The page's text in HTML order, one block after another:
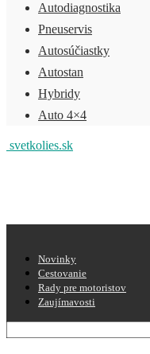
Autodiagnostika
Pneuservis
Autosúčiastky
Autostan
Hybridy
Auto 4×4
svetkolies.sk
Novinky
Cestovanie
Rady pre motoristov
Zaujímavosti